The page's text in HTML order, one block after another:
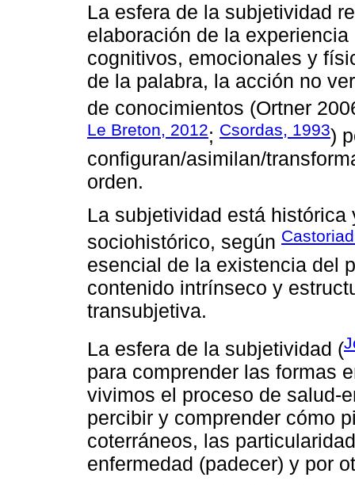
La esfera de la subjetividad
elaboración de la
cognitivos, emocionales y
de la palabra, la acción no
de conocimientos (Ortner
Le Breton, 2012; Csordas, 1993)
configuran/asimilan/
orden.
La subjetividad está
sociohistórico, según
esencial de la existencia del
contenido intrínseco y
transubjetiva.
La esfera de la subjetividad (
para comprender las formas
vivimos el proceso de salud-
percibir y comprender cómo
coterráneos, las
enfermedad (padecer) y por